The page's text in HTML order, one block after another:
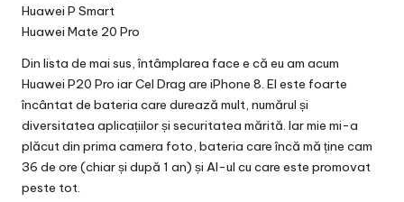
Huawei P Smart
Huawei Mate 20 Pro
Din lista de mai sus, întâmplarea face e că eu am acum
Huawei P20 Pro iar Cel Drag are iPhone 8. El este foarte
încântat de bateria care durează mult, numărul și
diversitatea aplicațiilor și securitatea mărită. Iar mie mi-a
plăcut din prima camera foto, bateria care încă mă ține cam
36 de ore (chiar și după 1 an) și AI-ul cu care este promovat
peste tot.